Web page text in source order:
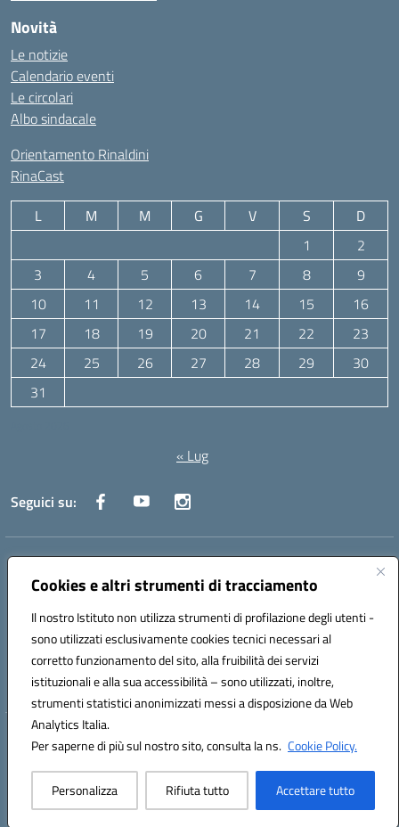
Cookies e altri strumenti di tracciamento
Il nostro Istituto non utilizza strumenti di profilazione degli utenti -
sono utilizzati esclusivamente cookies tecnici necessari al
corretto funzionamento del sito, alla fruibilità dei servizi
istituzionali e alla sua accessibilità – sono utilizzati, inoltre,
strumenti statistici anonimizzati messi a disposizione da Web
Analytics Italia.
Per saperne di più sul nostro sito, consulta la ns. Cookie Policy.
Personalizza Rifiuta tutto Accettare tutto
Novità
Le notizie
Calendario eventi
Le circolari
Albo sindacale
Orientamento Rinaldini
RinaCast
L M M G V S
D
1
2
3
4 5 6 7 8
9
10
11 12 13 14 15
16
17
18 19 20 21 22
23
24
25 26 27 28 29
30
31
« Lug
Seguici su:
Indirizzo:Via Canale 1, Ancona
Centralino:071 204723 Email:anpc010006@istruzione.it
Codice fiscale: 93020970427
Codice meccanografico:
ANPC010006
Codice unico di fatturazione (CUF): UFBE6V
Hosting & Powered by 3D Solution S.r.l.
Concept & Design by Designers Italia